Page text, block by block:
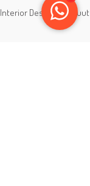
Interior Design/Instituut